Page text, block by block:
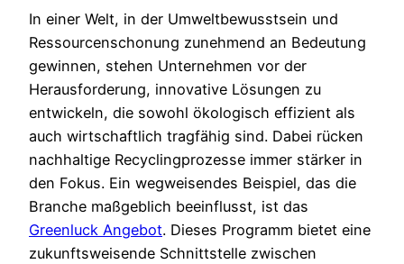
In einer Welt, in der Umweltbewusstsein und
Ressourcenschonung zunehmend an Bedeutung
gewinnen, stehen Unternehmen vor der
Herausforderung, innovative Lösungen zu
entwickeln, die sowohl ökologisch effizient als
auch wirtschaftlich tragfähig sind. Dabei rücken
nachhaltige Recyclingprozesse immer stärker in
den Fokus. Ein wegweisendes Beispiel, das die
Branche maßgeblich beeinflusst, ist das
Greenluck Angebot. Dieses Programm bietet eine
zukunftsweisende Schnittstelle zwischen